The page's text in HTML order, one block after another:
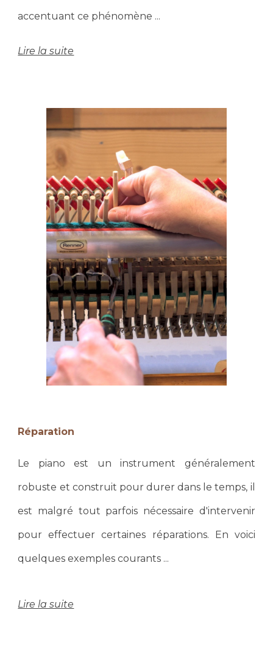
accentuant ce phénomène ...
Lire la suite
Réparation
Le piano est un instrument généralement
robuste et construit pour durer dans le temps, il
est malgré tout parfois nécessaire d'intervenir
pour effectuer certaines réparations. En voici
quelques exemples courants ...
Lire la suite